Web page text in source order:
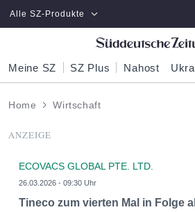
Zum Hauptinhalt springen
Alle SZ-Produkte
Meine SZ SZ Plus Nahost
Home Wirtschaft
ANZEIGE
ECOVACS GLOBAL PTE. LTD.
26.03.2026 - 09:30 Uhr
Tineco zum vierten Mal in Folge